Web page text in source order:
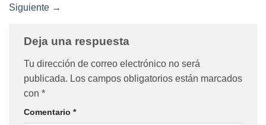
Siguiente →
Deja una respuesta
Tu dirección de correo electrónico no será
publicada. Los campos obligatorios están marcados
con *
Comentario *